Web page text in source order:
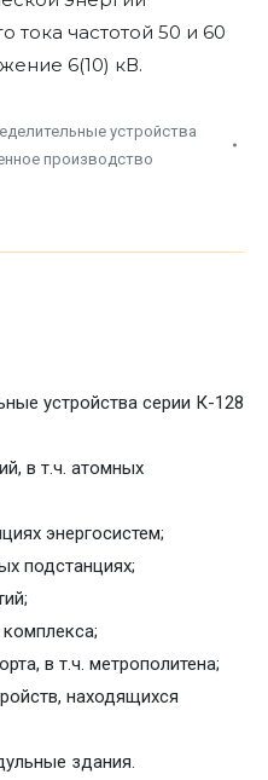
тока частотой 50 и 60
6(10) кВ.
устройства
производство
устройства серии К-128
в т.ч. атомных
энергосистем;
подстанциях;
комплекса;
в т.ч. метрополитена;
находящихся
здания.